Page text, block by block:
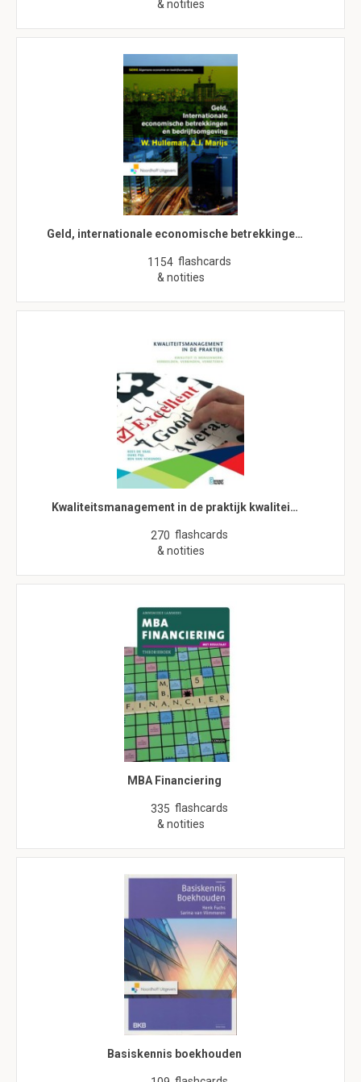
& notities
Geld, internationale economische betrekkinge…
1154 flashcards
& notities
Kwaliteitsmanagement in de praktijk kwalitei…
270 flashcards
& notities
MBA Financiering
335 flashcards
& notities
Basiskennis boekhouden